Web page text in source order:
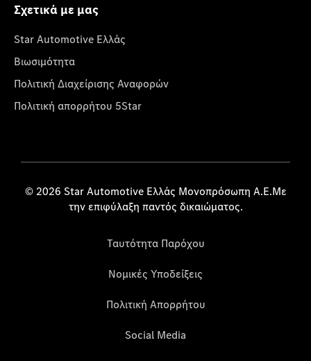
Σχετικά με μας
Star Automotive Ελλάς
Βιωσιμότητα
Πολιτική Διαχείρισης Αναφορών
Πολιτική απορρήτου 5Star
© 2026 Star Automotive Ελλάς Μονοπρόσωπη Α.Ε.Με
την επιφύλαξη παντός δικαιώματος.
Ταυτότητα Παρόχου
Νομικές Υποδείξεις
Πολιτική Απορρήτου
Social Media